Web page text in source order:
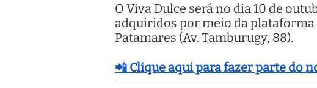
O Viva Dulce será no dia 10 de
adquiridos por meio da plataforma
Patamares (Av. Tamburugy, 88).
📲 Clique aqui para fazer parte do